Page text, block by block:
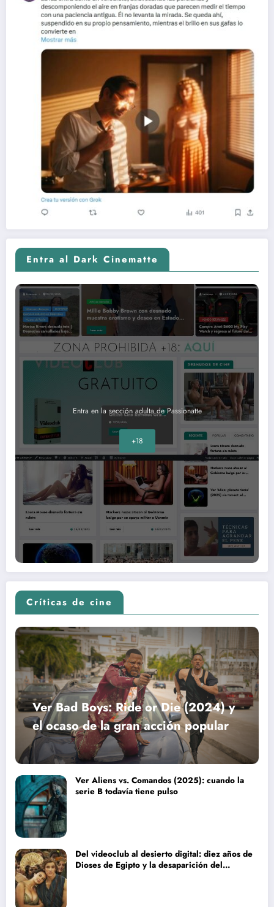
Entra al Dark Cinematte
Entra en la sección adulta de Passionatte
+18
Críticas de cine
Ver Bad Boys: Ride or Die (2024) y
el ocaso de la gran acción popular
Ver Aliens vs. Comandos (2025): cuando la
serie B todavía tiene pulso
Del videoclub al desierto digital: diez años de
Dioses de Egipto y la desaparición del